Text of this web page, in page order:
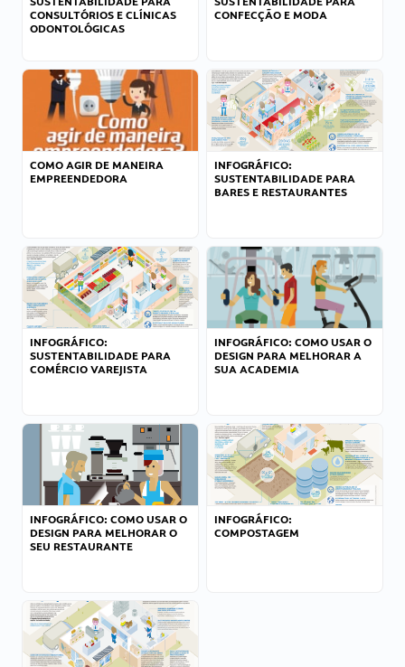
CONSULTÓRIOS E CLÍNICAS
ODONTOLÓGICAS
CONFECÇÃO E MODA
COMO AGIR DE MANEIRA
EMPREENDEDORA
INFOGRÁFICO:
SUSTENTABILIDADE PARA
BARES E RESTAURANTES
INFOGRÁFICO:
SUSTENTABILIDADE PARA
COMÉRCIO VAREJISTA
INFOGRÁFICO: COMO USAR O
DESIGN PARA MELHORAR A
SUA ACADEMIA
INFOGRÁFICO: COMO USAR O
DESIGN PARA MELHORAR O
SEU RESTAURANTE
INFOGRÁFICO:
COMPOSTAGEM